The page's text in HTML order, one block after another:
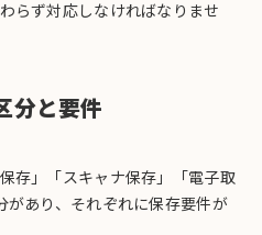
らず対応しなければなりませ
分と要件
存」「スキャナ保存」「電子取
があり、それぞれに保存要件が